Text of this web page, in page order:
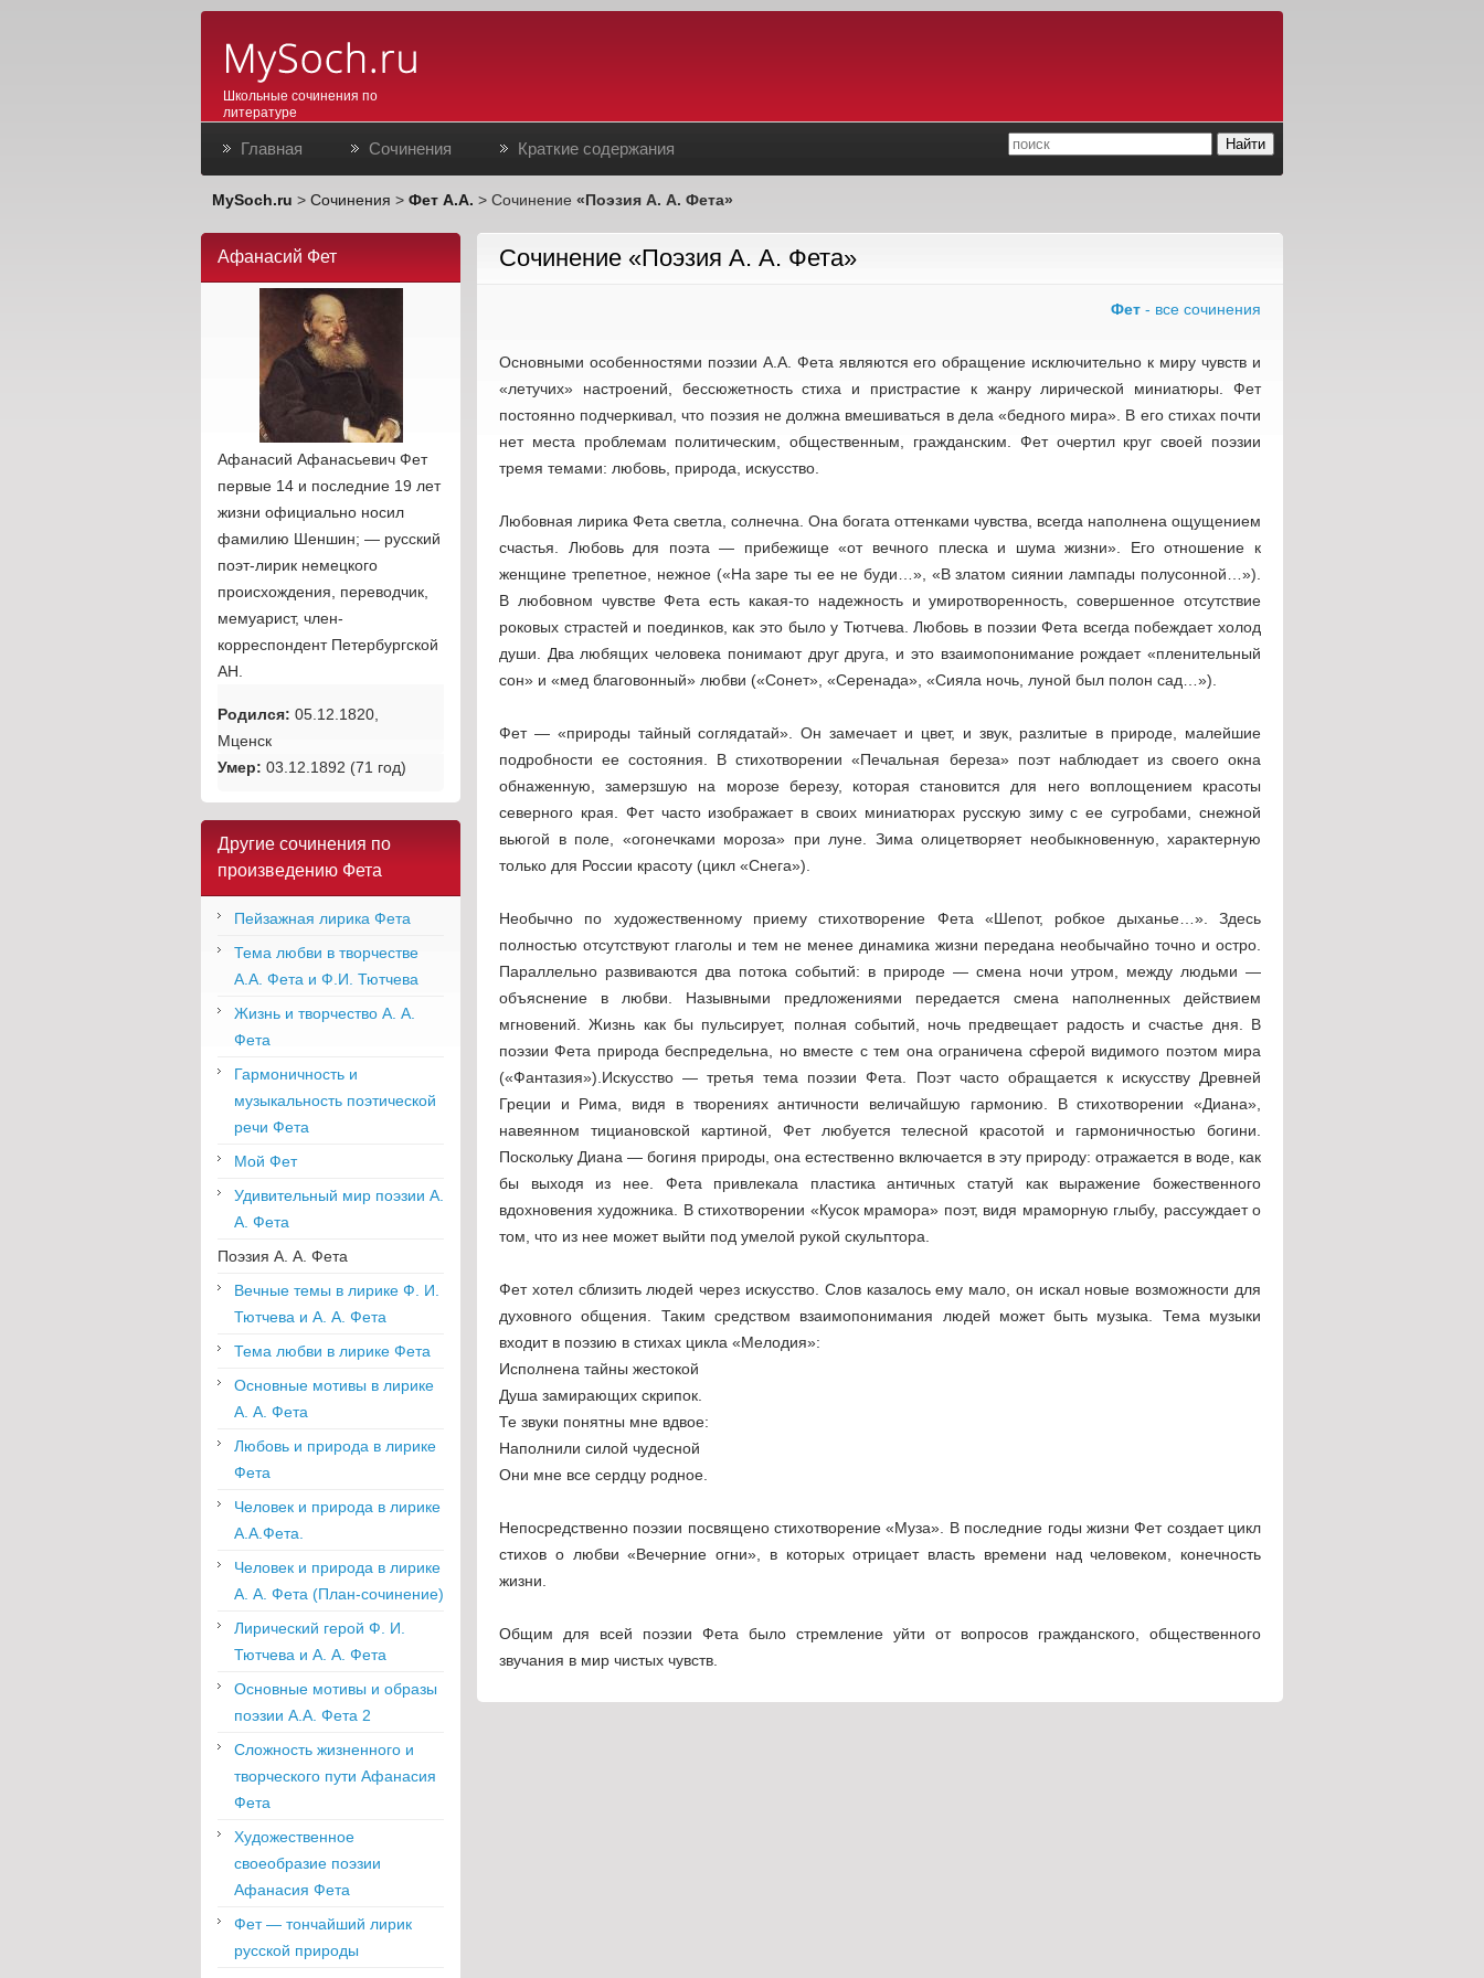
Школьные сочинения по
литературе
Главная Сочинения Краткие содержания
MySoch.ru > Сочинения > Фет А.А. > Сочинение «Поэзия А. А. Фета»
Афанасий Фет
Афанасий Афанасьевич Фет
первые 14 и последние 19 лет
жизни официально носил
фамилию Шеншин; — русский
поэт-лирик немецкого
происхождения, переводчик,
мемуарист, член-
корреспондент Петербургской
АН.
Родился: 05.12.1820,
Мценск
Умер: 03.12.1892 (71 год)
Другие сочинения по
произведению Фета
Пейзажная лирика Фета
Тема любви в творчестве
А.А. Фета и Ф.И. Тютчева
Жизнь и творчество А. А.
Фета
Гармоничность и
музыкальность поэтической
речи Фета
Мой Фет
Удивительный мир поэзии А.
А. Фета
Поэзия А. А. Фета
Вечные темы в лирике Ф. И.
Тютчева и А. А. Фета
Тема любви в лирике Фета
Основные мотивы в лирике
А. А. Фета
Любовь и природа в лирике
Фета
Человек и природа в лирике
А.А.Фета.
Человек и природа в лирике
А. А. Фета (План-сочинение)
Лирический герой Ф. И.
Тютчева и А. А. Фета
Основные мотивы и образы
поэзии А.А. Фета 2
Сложность жизненного и
творческого пути Афанасия
Фета
Художественное
своеобразие поэзии
Афанасия Фета
Фет — тончайший лирик
русской природы
Сочинение «Поэзия А. А. Фета»
Фет - все сочинения
Основными особенностями поэзии А.А. Фета являются его обращение исключительно к миру чувств и
«летучих» настрое­ний, бессюжетность стиха и пристрастие к жанру лирической миниатюры. Фет
постоянно подчеркивал, что поэзия не должна вмешиваться в дела «бедного мира». В его стихах почти
нет места проблемам политическим, общественным, гражданским. Фет очертил круг своей поэзии
тремя темами: любовь, природа, искусство.
Любовная лирика Фета светла, солнечна. Она богата оттенками чувства, всегда наполнена ощущением
счастья. Любовь для поэта — прибежище «от вечного плеска и шума жизни». Его отношение к
женщине трепетное, нежное («На заре ты ее не буди…», «В златом сиянии лампады полусонной…»).
В любовном чувстве Фета есть какая-то надежность и умиротворенность, совершенное отсутст­вие
роковых страстей и поединков, как это было у Тютчева. Лю­бовь в поэзии Фета всегда побеждает холод
души. Два любящих человека понимают друг друга, и это взаимопонимание рождает «пленительный
сон» и «мед благовонный» любви («Сонет», «Се­ренада», «Сияла ночь, луной был полон сад…»).
Фет — «природы тайный соглядатай». Он замечает и цвет, и звук, разлитые в природе, малейшие
подробности ее состояния. В стихотворении «Печальная береза» поэт наблюдает из своего окна
обнаженную, замерзшую на морозе березу, которая стано­вится для него воплощением красоты
северного края. Фет часто изображает в своих миниатюрах русскую зиму с ее сугробами, снежной
вьюгой в поле, «огонечками мороза» при луне. Зима олицетворяет необыкновенную, характерную
только для Рос­сии красоту (цикл «Снега»).
Необычно по художественному приему стихотворение Фета «Шепот, робкое дыханье…». Здесь
полностью отсутствуют глаго­лы и тем не менее динамика жизни передана необычайно точно и остро.
Параллельно развиваются два потока событий: в приро­де — смена ночи утром, между людьми —
объяснение в любви. Назывными предложениями передается смена наполненных дей­ствием
мгновений. Жизнь как бы пульсирует, полная событий, ночь предвещает радость и счастье дня. В
поэзии Фета природа беспредельна, но вместе с тем она ограничена сферой видимого поэтом мира
(«Фантазия»).Искусство — третья тема поэзии Фета. Поэт часто обращается к искусству Древней
Греции и Рима, видя в творениях античности величайшую гармонию. В стихотворении «Диана»,
навеянном ти­циановской картиной, Фет любуется телесной красотой и гармо­ничностью богини.
Поскольку Диана — богиня природы, она естест­венно включается в эту природу: отражается в воде, как
бы выхо­дя из нее. Фета привлекала пластика античных статуй как выраже­ние божественного
вдохновения художника. В стихотворении «Ку­сок мрамора» поэт, видя мраморную глыбу, рассуждает о
том, что из нее может выйти под умелой рукой скульптора.
Фет хотел сблизить людей через искусство. Слов казалось ему мало, он искал новые возможности для
духовного общения. Та­ким средством взаимопонимания людей может быть музыка. Тема музыки
входит в поэзию в стихах цикла «Мелодия»:
Исполнена тайны жестокой
Душа замирающих скрипок.
Те звуки понятны мне вдвое:
Наполнили силой чудесной
Они мне все сердцу родное.
Непосредственно поэзии посвящено стихотворение «Муза». В последние годы жизни Фет создает цикл
стихов о любви «Ве­черние огни», в которых отрицает власть времени над челове­ком, конечность
жизни.
Общим для всей поэзии Фета было стремление уйти от во­просов гражданского, общественного
звучания в мир чистых чувств.